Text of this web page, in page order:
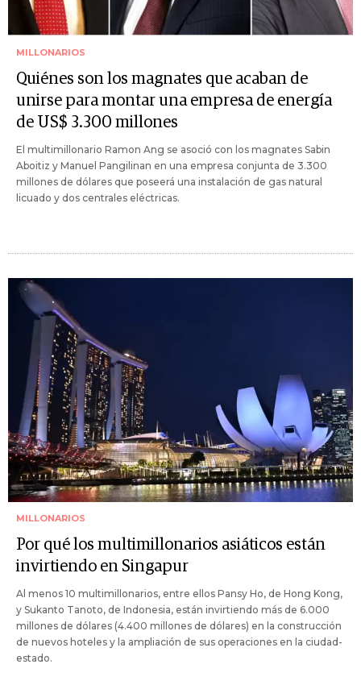
MILLONARIOS
Quiénes son los magnates que acaban de
unirse para montar una empresa de energía
de US$ 3.300 millones
El multimillonario Ramon Ang se asoció con los magnates Sabin
Aboitiz y Manuel Pangilinan en una empresa conjunta de 3.300
millones de dólares que poseerá una instalación de gas natural
licuado y dos centrales eléctricas.
MILLONARIOS
Por qué los multimillonarios asiáticos están
invirtiendo en Singapur
Al menos 10 multimillonarios, entre ellos Pansy Ho, de Hong Kong,
y Sukanto Tanoto, de Indonesia, están invirtiendo más de 6.000
millones de dólares (4.400 millones de dólares) en la construcción
de nuevos hoteles y la ampliación de sus operaciones en la ciudad-
estado.